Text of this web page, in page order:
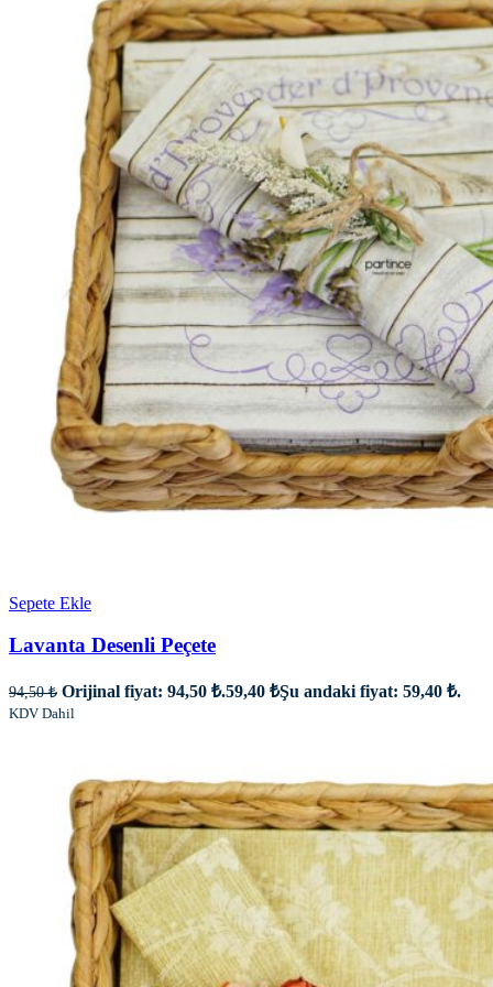
Sepete Ekle
Lavanta Desenli Peçete
94,50₺ Orijinal fiyat: 94,50 ₺.59,40 ₺Şu andaki fiyat: 59,40 ₺.
KDV Dahil